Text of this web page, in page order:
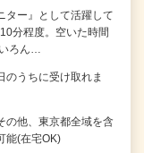
ター』として活躍して
分程度。空いた時間
ろん…
うちに受け取れま
他、東京都全域を含
能(在宅OK)